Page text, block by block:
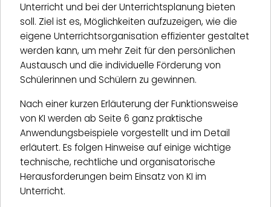
Unterricht und bei der Unterrichtsplanung bieten
soll. Ziel ist es, Möglichkeiten aufzuzeigen, wie die
eigene Unterrichtsorganisation effizienter gestaltet
werden kann, um mehr Zeit für den persönlichen
Austausch und die individuelle Förderung von
Schülerinnen und Schülern zu gewinnen.
Nach einer kurzen Erläuterung der Funktionsweise
von KI werden ab Seite 6 ganz praktische
Anwendungsbeispiele vorgestellt und im Detail
erläutert. Es folgen Hinweise auf einige wichtige
technische, rechtliche und organisatorische
Herausforderungen beim Einsatz von KI im
Unterricht.